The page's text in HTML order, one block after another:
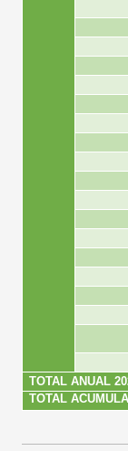
TOTAL ANUAL
TOTAL